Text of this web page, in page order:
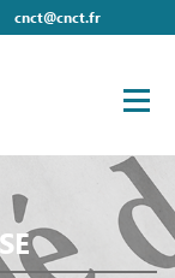
cnct@cnct.fr